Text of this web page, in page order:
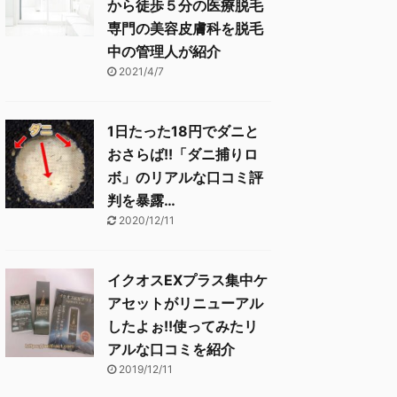
から徒歩５分の医療脱毛
専門の美容皮膚科を脱毛
中の管理人が紹介
2021/4/7
1日たった18円でダニと
おさらば!!「ダニ捕りロ
ボ」のリアルな口コミ評
判を暴露…
2020/12/11
イクオスEXプラス集中ケ
アセットがリニューアル
したよぉ!!使ってみたリ
アルな口コミを紹介
2019/12/11